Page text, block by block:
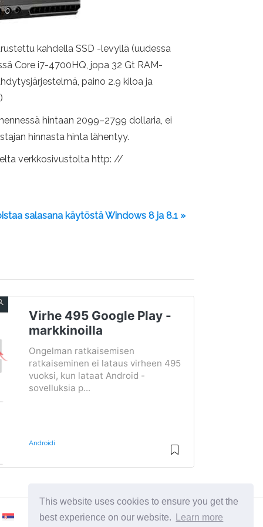
This website uses cookies to ensure you get the
best experience on our website.
Learn more
kahdella SSD -levyllä (uudessa
Core i7-4700HQ, jopa 32 Gt RAM-
paino 2.9 kiloa ja
hintaan 2099–2799 dollaria, ei
hinnasta hinta lähentyy.
verkkosivustolta http: //
salasana käytöstä Windows 8 ja 8.1 »
Virhe 495 Google Play -
markkinoilla
Ongelman ratkaisemisen
ratkaiseminen ei lataus virheen 495
vuoksi, kun lataat Android -
sovelluksia p...
Androidi